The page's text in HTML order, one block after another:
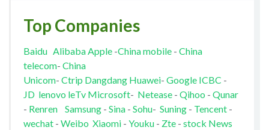
Top Companies
Baidu AlibabaApple-China mobile- China
telecom- China
Unicom- Ctrip Dangdang Huawei- Google ICBC -
JD lenovo leTv Microsoft- Netease- Qihoo - Qunar
- Renren Samsung- Sina- Sohu- Suning- Tencent-
wechat - Weibo Xiaomi- Youku - Zte- stock News